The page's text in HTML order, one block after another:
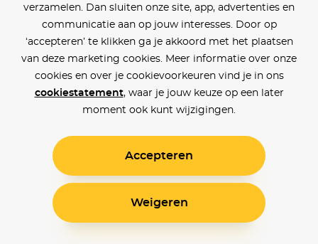
verzamelen. Dan sluiten onze site, app, advertenties en
communicatie aan op jouw interesses. Door op
‘accepteren’ te klikken ga je akkoord met het plaatsen
van deze marketing cookies. Meer informatie over onze
cookies en over je cookievoorkeuren vind je in ons
cookiestatement, waar je jouw keuze op een later
moment ook kunt wijzigingen.
Accepteren
Weigeren